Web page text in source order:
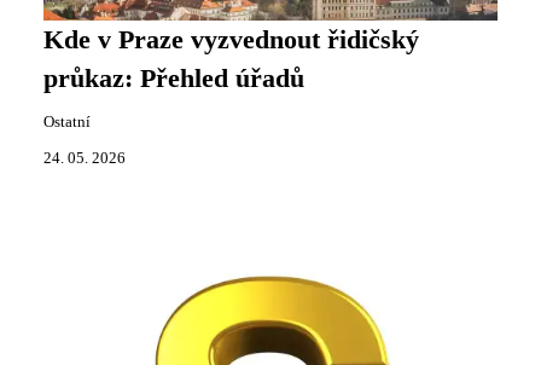
Kde v Praze vyzvednout řidičský
průkaz: Přehled úřadů
Ostatní
24. 05. 2026